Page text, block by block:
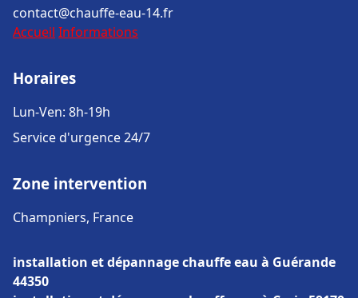
contact@chauffe-eau-14.fr
Accueil Informations
Horaires
Lun-Ven: 8h-19h
Service d'urgence 24/7
Zone intervention
Champniers, France
installation et dépannage chauffe eau à Guérande
44350